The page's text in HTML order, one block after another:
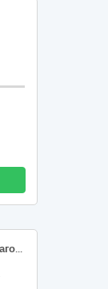
ДК 021:2015: 18530000-3 Подарунки та нагороди (Медалі для забезпечення проведення фізкультурно-оздоровчого заходу «Пробіг під каштанами»)